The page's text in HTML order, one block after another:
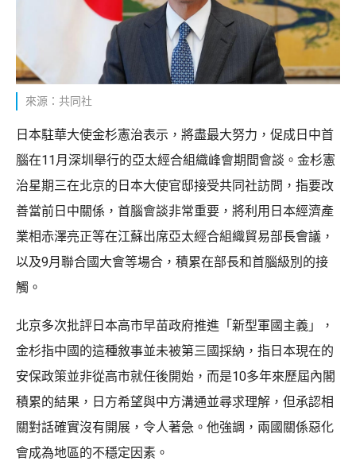
來源：共同社
日本駐華大使金杉憲治表示，將盡最大努力，促成日中首
腦在11月深圳舉行的亞太經合組織峰會期間會談。金杉憲
治星期三在北京的日本大使官邸接受共同社訪問，指要改
善當前日中關係，首腦會談非常重要，將利用日本經濟產
業相赤澤亮正等在江蘇出席亞太經合組織貿易部長會議，
以及9月聯合國大會等場合，積累在部長和首腦級別的接
觸。
北京多次批評日本高市早苗政府推進「新型軍國主義」，
金杉指中國的這種敘事並未被第三國採納，指日本現在的
安保政策並非從高市就任後開始，而是10多年來歷屆內閣
積累的結果，日方希望與中方溝通並尋求理解，但承認相
關對話確實沒有開展，令人著急。他強調，兩國關係惡化
會成為地區的不穩定因素。